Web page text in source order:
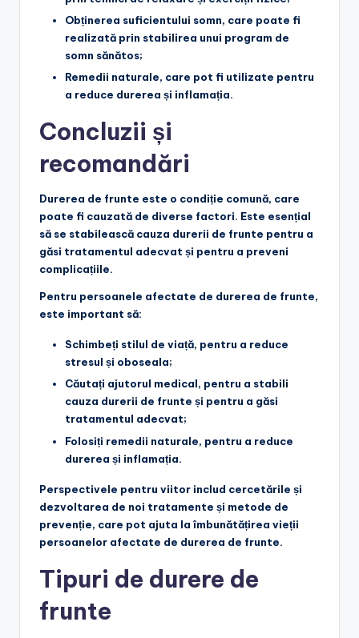
Obținerea suficientului somn, care poate fi
realizată prin stabilirea unui program de
somn sănătos;
Remedii naturale, care pot fi utilizate pentru
a reduce durerea și inflamația.
Concluzii și
recomandări
Durerea de frunte este o condiție comună, care
poate fi cauzată de diverse factori. Este esențial
să se stabilească cauza durerii de frunte pentru a
găsi tratamentul adecvat și pentru a preveni
complicațiile.
Pentru persoanele afectate de durerea de frunte,
este important să:
Schimbeți stilul de viață, pentru a reduce
stresul și oboseala;
Căutați ajutorul medical, pentru a stabili
cauza durerii de frunte și pentru a găsi
tratamentul adecvat;
Folosiți remedii naturale, pentru a reduce
durerea și inflamația.
Perspectivele pentru viitor includ cercetările și
dezvoltarea de noi tratamente și metode de
prevenție, care pot ajuta la îmbunătățirea vieții
persoanelor afectate de durerea de frunte.
Tipuri de durere de
frunte